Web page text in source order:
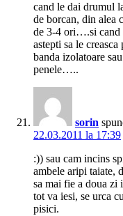
cand le dai drumul
de borcan, din alea
de 3-4 ori….si cand
astepti sa le
banda izolatoare
penele…..
sorin
22.03.2011 la 17:39
:)) sau cam incins
ambele aripi taiate,
sa mai fie a doua zi
tot va iesi, se urca
pisici.